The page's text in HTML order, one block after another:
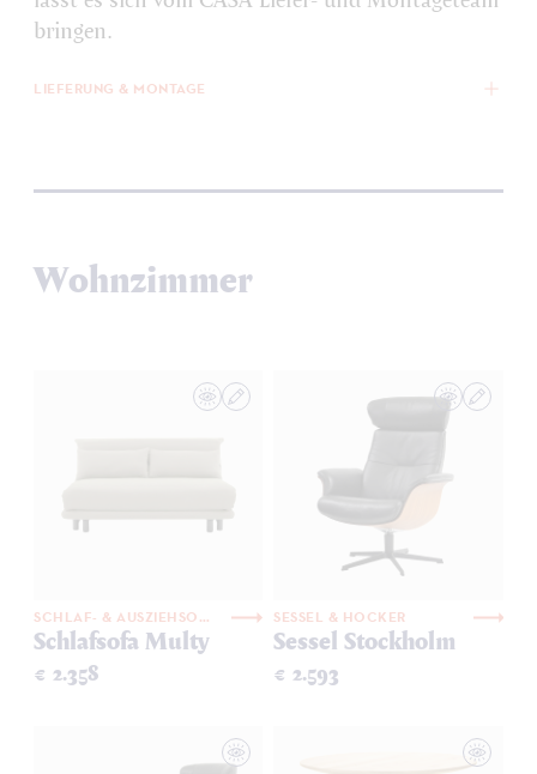
bringen.
LIEFERUNG & MONTAGE
Wohnzimmer
SCHLAF- & AUSZIEHSOFAS
Schlafsofa Multy
€ 2.358
SESSEL & HOCKER
Sessel Stockholm
€ 2.593